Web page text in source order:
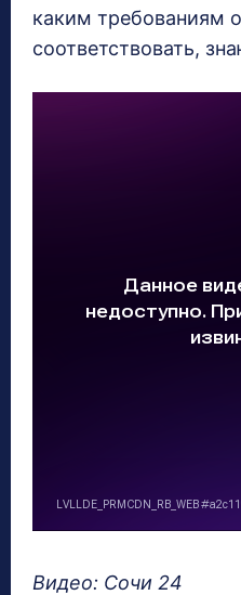
каким требованиям
соответствовать,
Видео: Сочи 24